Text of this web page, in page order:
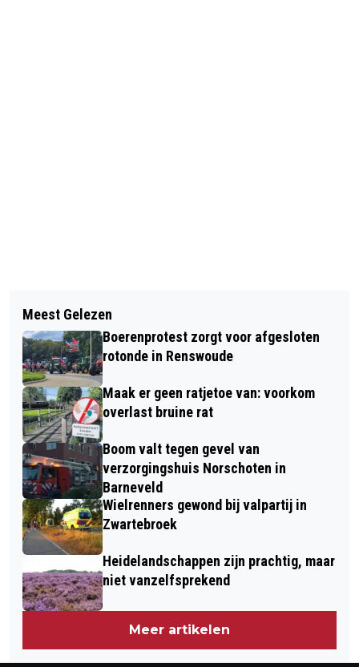
ZIEKENHUIS GELDERSE VALLEI
ONDERTEKENT DIRECT DUIDELIJK
DEAL
GRENZEN STELLEN AAN DE WOLF
Meest Gelezen
Boerenprotest zorgt voor afgesloten
rotonde in Renswoude
Maak er geen ratjetoe van: voorkom
overlast bruine rat
Boom valt tegen gevel van
verzorgingshuis Norschoten in
Barneveld
Wielrenners gewond bij valpartij in
Zwartebroek
Heidelandschappen zijn prachtig, maar
niet vanzelfsprekend
Meer artikelen